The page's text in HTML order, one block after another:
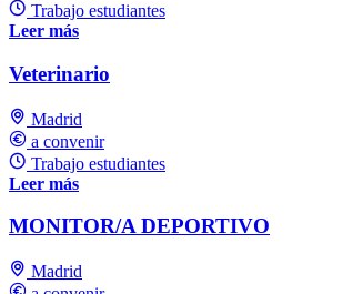
Trabajo estudiantes
Leer más
Veterinario
Madrid
a convenir
Trabajo estudiantes
Leer más
MONITOR/A DEPORTIVO
Madrid